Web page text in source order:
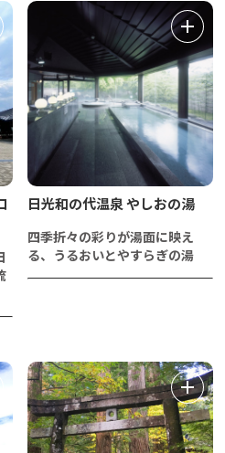
日光和の代温泉 やしおの湯
四季折々の彩りが湯面に映え
る、うるおいとやすらぎの湯